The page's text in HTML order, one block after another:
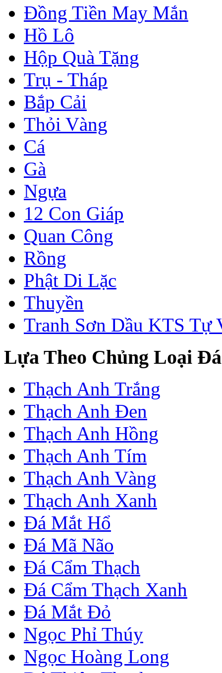
Đồng Tiền May Mắn
Hồ Lô
Hộp Quà Tặng
Trụ - Tháp
Bắp Cải
Thỏi Vàng
Cá
Gà
Ngựa
12 Con Giáp
Quan Công
Rồng
Phật Di Lặc
Thuyền
Tranh Sơn Dầu KTS Tự
Lựa Theo Chủng Loại Đá
Thạch Anh Trắng
Thạch Anh Đen
Thạch Anh Hồng
Thạch Anh Tím
Thạch Anh Vàng
Thạch Anh Xanh
Đá Mắt Hổ
Đá Mã Não
Đá Cẩm Thạch
Đá Cẩm Thạch Xanh
Đá Mắt Đỏ
Ngọc Phỉ Thúy
Ngọc Hoàng Long